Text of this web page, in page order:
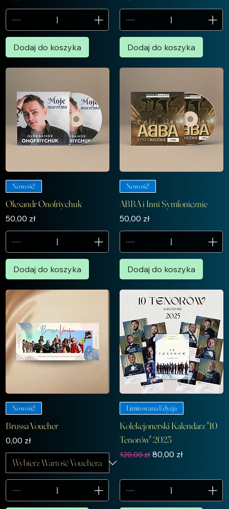
Dodaj do koszyka Dodaj do koszyka
Nowość!
Olexandr Onofriychuk
Cena
50,00 zł
Dodaj do koszyka
Nowość!
ABBA i Inni Symfonicznie
Cena
50,00 zł
Dodaj do koszyka
Nowość!
Brussa Voucher
Cena
0,00 zł
Limitowana Edycja
Kolekcjonerski Kalendarz "10
Tenorów" 2025
Regularna cena
120,00 zł Cena rabatowa
80,00 zł